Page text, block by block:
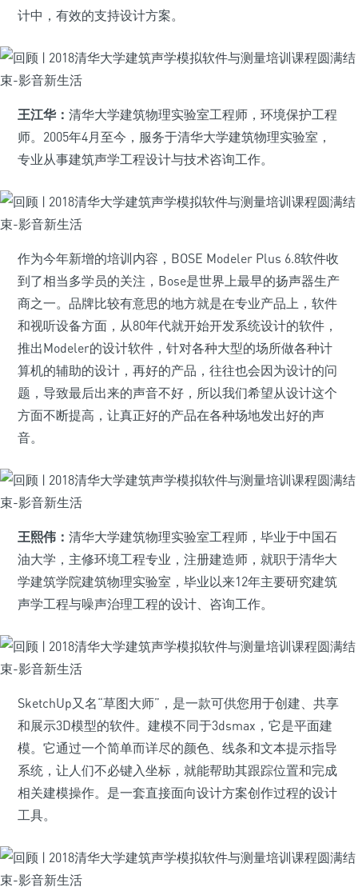
计中，有效的支持设计方案。
王江华： 清华大学建筑物理实验室工程师，环境保护工程
师。2005年4月至今，服务于清华大学建筑物理实验室，
专业从事建筑声学工程设计与技术咨询工作。
作为今年新增的培训内容，BOSE Modeler Plus 6.8软件收
到了相当多学员的关注，Bose是世界上最早的扬声器生产
商之一。品牌比较有意思的地方就是在专业产品上，软件
和视听设备方面，从80年代就开始开发系统设计的软件，
推出Modeler的设计软件，针对各种大型的场所做各种计
算机的辅助的设计，再好的产品，往往也会因为设计的问
题，导致最后出来的声音不好，所以我们希望从设计这个
方面不断提高，让真正好的产品在各种场地发出好的声
音。
王熙伟： 清华大学建筑物理实验室工程师，毕业于中国石
油大学，主修环境工程专业，注册建造师，就职于清华大
学建筑学院建筑物理实验室，毕业以来12年主要研究建筑
声学工程与噪声治理工程的设计、咨询工作。
SketchUp又名“草图大师”，是一款可供您用于创建、共享
和展示3D模型的软件。建模不同于3dsmax，它是平面建
模。它通过一个简单而详尽的颜色、线条和文本提示指导
系统，让人们不必键入坐标，就能帮助其跟踪位置和完成
相关建模操作。是一套直接面向设计方案创作过程的设计
工具。